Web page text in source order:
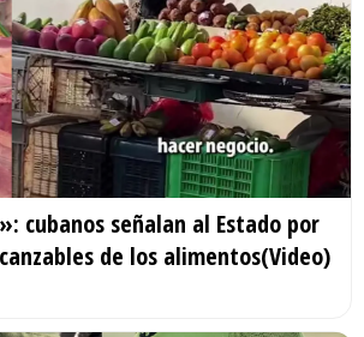
cubanos señalan al Estado por
de los alimentos(Video)